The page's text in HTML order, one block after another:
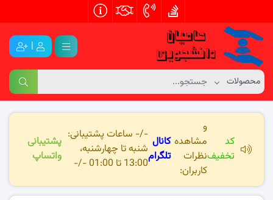
|
کد
تخفیف
و
مشاهده
نظرات
کاربران:
کانال
تلگرام
-/- ساعات پشتیبانی:
شنبه تا چهارشنبه،
13:00 تا 01:00 -/-
پشتیبانی
واتساپ